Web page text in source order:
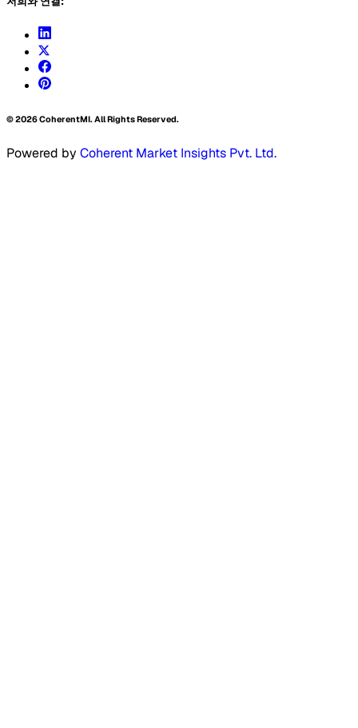
©2026CoherentMI. All Rights Reserved.
Powered by Coherent Market Insights Pvt. Ltd.